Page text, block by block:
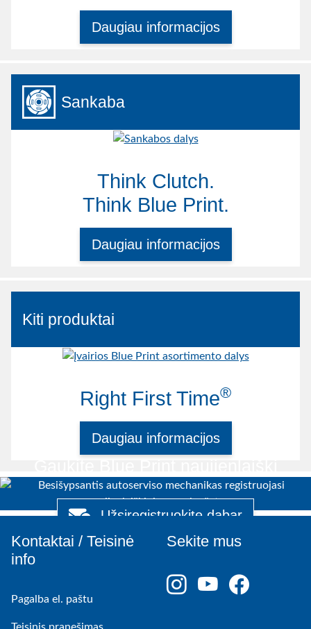
Daugiau informacijos
Sankaba
Think Clutch.
Think Blue Print.
Daugiau informacijos
Kiti produktai
Right First Time®
Daugiau informacijos
Užsiregistruokite dabar
Kontaktai / Teisinė
info
Pagalba el. paštu
Sekite mus